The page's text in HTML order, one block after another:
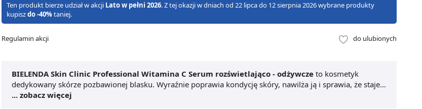
Ten produkt bierze udział w akcji Lato w pełni 2026. Z tej okazji w dniach od 22 lipca do 12 sierpnia 2026 wybrane produkty
kupiszdo -40%taniej.
Regulamin akcji do ulubionych
BIELENDA Skin Clinic Professional Witamina C Serum rozświetlająco - odżywcze to kosmetyk
dedykowany skórze pozbawionej blasku. Wyraźnie poprawia kondycję skóry, nawilża ją i sprawia, że staje
się niezwykle promienna.
... zobacz więcej